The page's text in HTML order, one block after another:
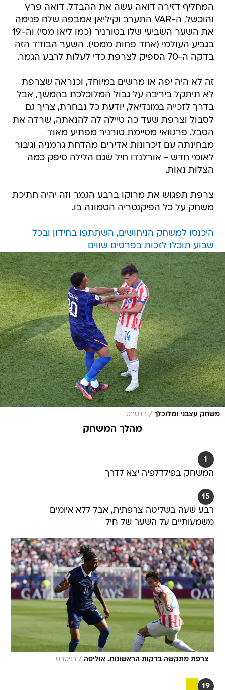
המחליף דזירה דואה עשה את ההבדל. דואה פרץ
והוכשל, ה-VAR התערב וקיליאן אמבפה שלח פנימה
את השער השביעי שלו בטורניר (כמו ליאו מסי) וה-19
בגביע העולמי (אחד פחות ממסי). השער הבודד הזה
בדקה ה-70 הספיק לצרפת כדי לעלות לרבע הגמר.
זה לא היה יפה או מרשים במיוחד, וכנראה שצרפת
לא תיתקל ביריבה על גבול המלוכלכת בהמשך, אבל
בדרך לזכייה במונדיאל, יודעת כל נבחרת, צריך גם
לסבול וצרפת שעד כה טיילה לה להנאתה, שרדה את
הסבל. פרגוואי מסיימת טורניר מפתיע מאוד
מבחינתה עם זיכרונות אדירים מהדחת גרמניה וגיבור
לאומי חדש - אורלנדו חיל שגם הלילה סיפק כמה
הצלות נאות.
צרפת תפגוש את מרוקו ברבע הגמר וזה יהיה חתיכת
משחק על כל הפיקנטריה הטמונה בו.
היכנסו למשחק הניחושים, השתתפו בחידון ובכל
שבוע תוכלו לזכות בפרסים שווים
משחק עצבני ומלוכלך / רויטרס
מהלך המשחק
1
המשחק בפילדלפיה יצא לדרך
15
רבע שעה בשליטה צרפתית, אבל ללא איומים
משמעותיים על השער של חיל
צרפת מתקשה בדקות הראשונות. אוליסה / רויטרס
19